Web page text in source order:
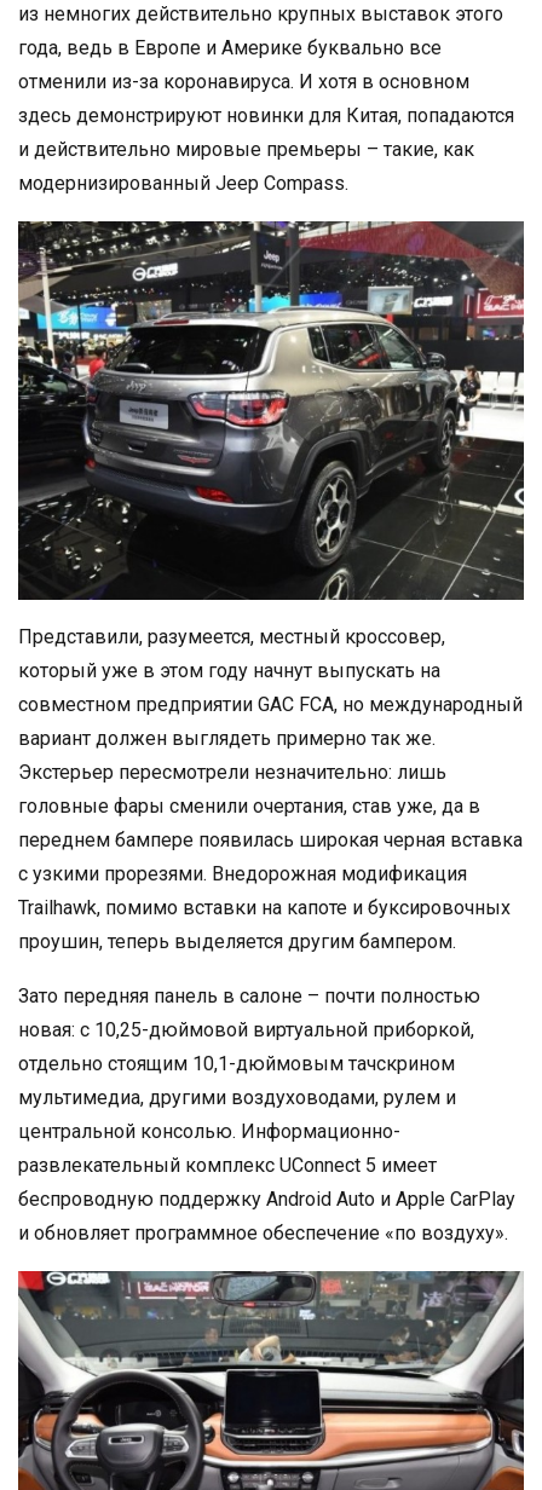
из немногих действительно крупных выставок этого
года, ведь в Европе и Америке буквально все
отменили из-за коронавируса. И хотя в основном
здесь демонстрируют новинки для Китая, попадаются
и действительно мировые премьеры – такие, как
модернизированный Jeep Compass.
Представили, разумеется, местный кроссовер,
который уже в этом году начнут выпускать на
совместном предприятии GAC FCA, но международный
вариант должен выглядеть примерно так же.
Экстерьер пересмотрели незначительно: лишь
головные фары сменили очертания, став уже, да в
переднем бампере появилась широкая черная вставка
с узкими прорезями. Внедорожная модификация
Trailhawk, помимо вставки на капоте и буксировочных
проушин, теперь выделяется другим бампером.
Зато передняя панель в салоне – почти полностью
новая: с 10,25-дюймовой виртуальной приборкой,
отдельно стоящим 10,1-дюймовым тачскрином
мультимедиа, другими воздуховодами, рулем и
центральной консолью. Информационно-
развлекательный комплекс UConnect 5 имеет
беспроводную поддержку Android Auto и Apple CarPlay
и обновляет программное обеспечение «по воздуху».